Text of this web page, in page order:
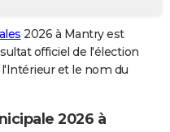
2026 à Mantry est
officiel de l'élection
et le nom du
2026 à